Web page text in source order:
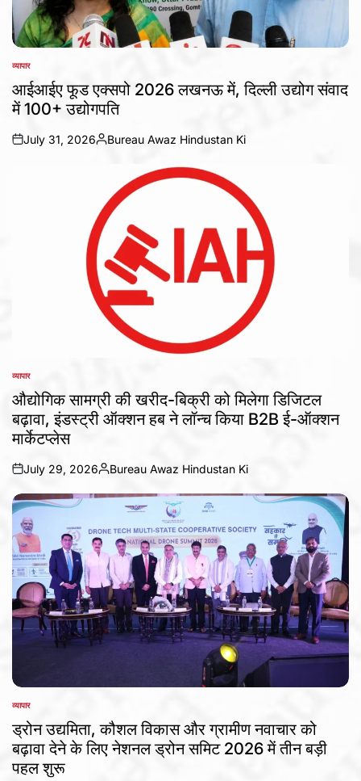
POSTED
व्यापार
आईआईए फूड एक्सपो 2026 लखनऊ में, दिल्ली उद्योग संवाद
में 100+ उद्योगपति
on
July 31, 2026
Posted
Bureau Awaz Hindustan Ki
POSTED
IN
व्यापार
औद्योगिक सामग्री की खरीद-बिक्री को मिलेगा डिजिटल
बढ़ावा, इंडस्ट्री ऑक्शन हब ने लॉन्च किया B2B ई-ऑक्शन
मार्केटप्लेस
on
July 29, 2026
Posted
by
Bureau Awaz Hindustan Ki
POSTED
व्यापार
ड्रोन उद्यमिता, कौशल विकास और ग्रामीण नवाचार को
बढ़ावा देने के लिए नेशनल ड्रोन समिट 2026 में तीन बड़ी
पहल शुरू